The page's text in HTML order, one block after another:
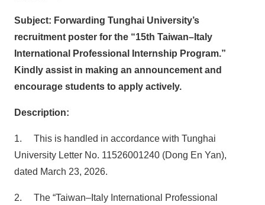
Subject: Forwarding Tunghai University’s
recruitment poster for the “15th Taiwan–Italy
International Professional Internship Program.”
Kindly assist in making an announcement and
encourage students to apply actively.
Description:
1. This is handled in accordance with Tunghai
University Letter No. 11526001240 (Dong En Yan),
dated March 23, 2026.
2. The “Taiwan–Italy International Professional